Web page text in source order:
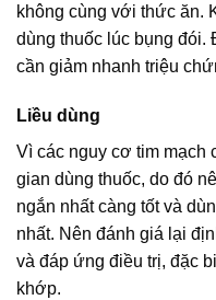
không cùng với thức ăn.
dùng thuốc lúc bụng
cần giảm nhanh triệu
Liều dùng
Vì các nguy cơ tim mạch
gian dùng thuốc, do đó
ngắn nhất càng tốt và
nhất. Nên đánh giá lại
và đáp ứng điều trị, đặc
khớp.